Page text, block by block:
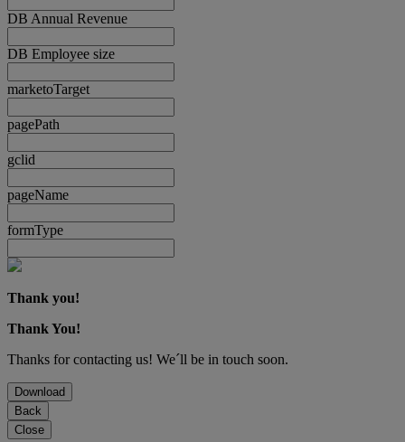
DB Annual Revenue
DB Employee size
marketoTarget
pagePath
gclid
pageName
formType
Thank you!
Thank You!
Thanks for contacting us! We´ll be in touch soon.
Download
Back
Close